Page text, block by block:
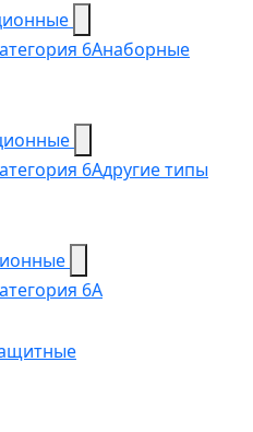
6Aнаборные
6Aдругие типы
6A